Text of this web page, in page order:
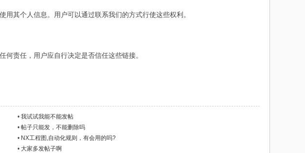
其个人信息。用户可以通过联系我们的方式行使这些权利。
责任，用户应自行决定是否信任这些链接。
• 我试试我能不能发帖
• 帖子只能发，不能删除吗
• NX工程图,自动化规则，有会用的吗?
• 大家多发帖子啊